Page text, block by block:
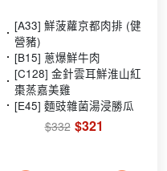
[A33] 鮮菠蘿京都肉排 (健
營豬)
[B15] 蔥爆鮮牛肉
[C128] 金針雲耳鮮淮山紅
棗蒸嘉美雞
[E45] 麵豉雜菌湯浸勝瓜
$332 $321